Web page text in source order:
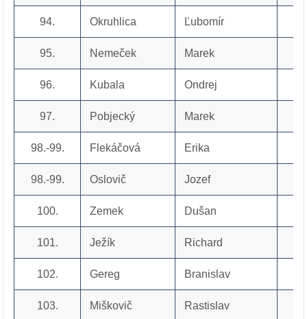
94. Okruhlica Ľubomír
95. Nemeček Marek
96. Kubala Ondrej
97. Pobjecký Marek
98.-99. Flekáčová Erika
98.-99. Oslovič Jozef
100. Zemek Dušan
101. Ježík Richard
102. Gereg Branislav
103. Miškovič Rastislav